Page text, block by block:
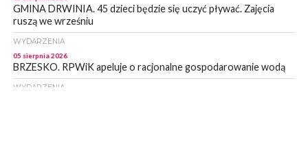
GMINA DRWINIA. 45 dzieci będzie się uczyć pływać. Zajęcia
ruszą we wrześniu
WYDARZENIA
05 sierpnia 2026
BRZESKO. RPWiK apeluje o racjonalne gospodarowanie wodą
WYDARZENIA